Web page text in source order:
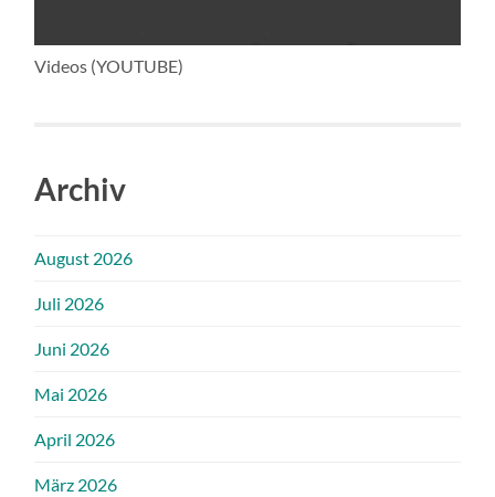
Videos (YOUTUBE)
Archiv
August 2026
Juli 2026
Juni 2026
Mai 2026
April 2026
März 2026